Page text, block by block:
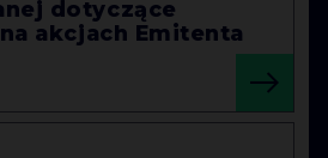
dotyczące
akcjach Emitenta